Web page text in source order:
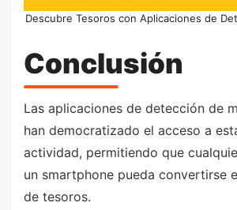
Descubre Tesoros con Aplicaciones de
Conclusión
Las aplicaciones de detección de
han democratizado el acceso a
actividad, permitiendo que
un smartphone pueda convertirse
de tesoros.